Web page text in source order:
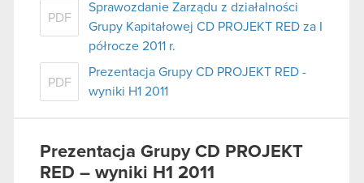
PDF
Sprawozdanie Zarządu z działalności
Grupy Kapitałowej CD PROJEKT RED za I
półrocze 2011 r.
PDF
Prezentacja Grupy CD PROJEKT RED -
wyniki H1 2011
Prezentacja Grupy CD PROJEKT
RED – wyniki H1 2011